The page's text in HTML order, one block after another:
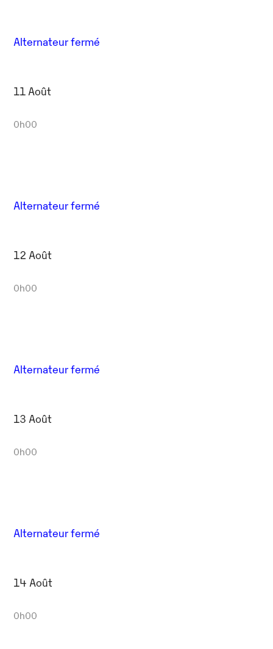
Alternateur fermé
11 Août
0h00
Alternateur fermé
12 Août
0h00
Alternateur fermé
13 Août
0h00
Alternateur fermé
14 Août
0h00